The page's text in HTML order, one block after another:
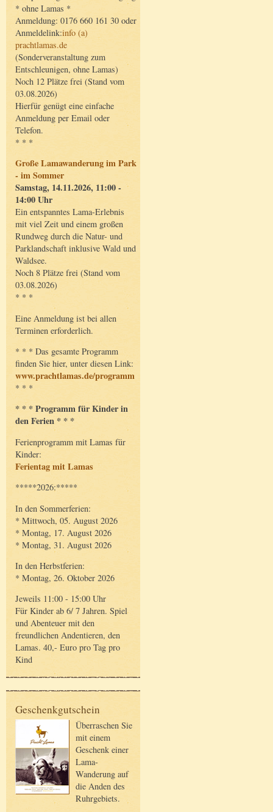
* ohne Lamas *
Anmeldung: 0176 660 161 30 oder
Anmeldelink:info (a)
prachtlamas.de
(Sonderveranstaltung zum
Entschleunigen, ohne Lamas)
Noch 12 Plätze frei (Stand vom
03.08.2026)
Hierfür genügt eine einfache
Anmeldung per Email oder
Telefon.
* * *
Große Lamawanderung im Park
- im Sommer
Samstag, 14.11.2026, 11:00 -
14:00 Uhr
Ein entspanntes Lama-Erlebnis
mit viel Zeit und einem großen
Rundweg durch die Natur- und
Parklandschaft inklusive Wald und
Waldsee.
Noch 8 Plätze frei (Stand vom
03.08.2026)
* * *
Eine Anmeldung ist bei allen
Terminen erforderlich.
* * * Das gesamte Programm
finden Sie hier, unter diesen Link:
www.prachtlamas.de/programm
* * *
* * * Programm für Kinder in
den Ferien * * *
Ferienprogramm mit Lamas für
Kinder:
Ferientag mit Lamas
*****2026:*****
In den Sommerferien:
* Mittwoch, 05. August 2026
* Montag, 17. August 2026
* Montag, 31. August 2026
In den Herbstferien:
* Montag, 26. Oktober 2026
Jeweils 11:00 - 15:00 Uhr
Für Kinder ab 6/ 7 Jahren. Spiel
und Abenteuer mit den
freundlichen Andentieren, den
Lamas. 40,- Euro pro Tag pro
Kind
Geschenkgutschein
Überraschen Sie
mit einem
Geschenk einer
Lama-
Wanderung auf
die Anden des
Ruhrgebiets.